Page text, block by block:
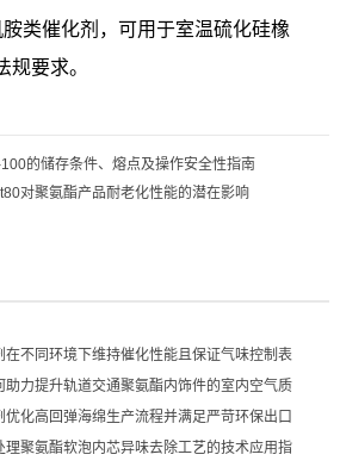
类催化剂，可用于室温硫化硅橡
规要求。
的储存条件、熔点及操作安全性指南
对聚氨酯产品耐老化性能的潜在影响
不同环境下维持催化性能且保证气味控制表
助力提升轨道交通聚氨酯内饰件的室内空气质
化高回弹海绵生产流程并满足严苛环保出口
理聚氨酯软泡内芯异味去除工艺的技术应用指